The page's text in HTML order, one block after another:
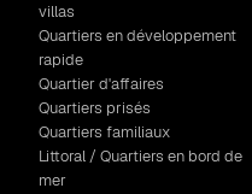
villas
Quartiers en développement
rapide
Quartier d'affaires
Quartiers prisés
Quartiers familiaux
Littoral / Quartiers en bord de
mer